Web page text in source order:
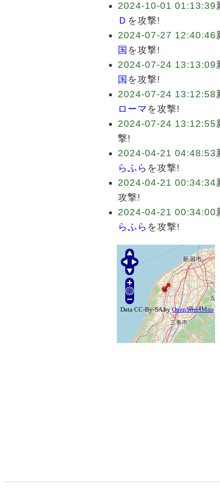
2024-10-01 01:13:39
Ｄ を攻撃!
2024-07-27 12:40:46
国 を攻撃!
2024-07-24 13:13:09
国 を攻撃!
2024-07-24 13:12:58
ローマを攻撃!
2024-07-24 13:12:55
撃!
2024-04-21 04:48:53
らふら を攻撃!
2024-04-21 00:34:34
攻撃!
2024-04-21 00:34:00
らふら を攻撃!